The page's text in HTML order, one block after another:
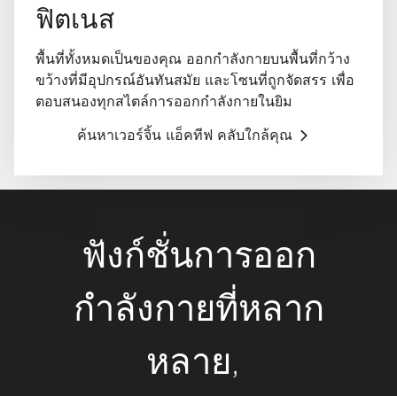
ฟิตเนส
พื้นที่ทั้งหมดเป็นของคุณ ออกกำลังกายบนพื้นที่กว้าง
ขว้างที่มีอุปกรณ์อันทันสมัย และโซนที่ถูกจัดสรร เพื่อ
ตอบสนองทุกสไตล์การออกกำลังกายในยิม
ค้นหาเวอร์จิ้น แอ็คทีฟ คลับใกล้คุณ
ฟังก์ชั่นการออก
กำลังกายที่หลาก
หลาย,